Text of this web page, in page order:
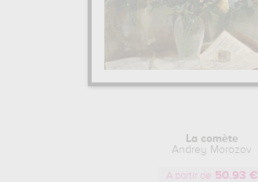
La comète
Andrey Morozov
A partir de 50.93 €